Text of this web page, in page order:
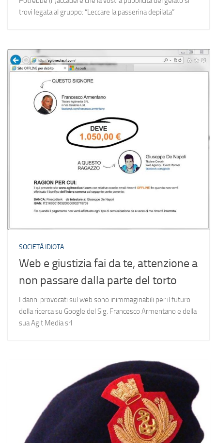
trovi legata al gruppo: “Leccare la passerina depilata”
SOCIETÀ IDIOTA
Web e giustizia fai da te, attenzione a
non passare dalla parte del torto
I danni provocati sul web sono inimmaginabili per il futuro
della ricerca su Google del Sig. Francesco Armentano e della
sua Agit Media srl